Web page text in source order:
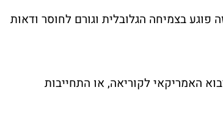
סחר – כמו זו שהייתה בין טראמפ לסין ב־2018. זה פוגע בצמיחה הגלובלית וגורם לחוסר ודאות
האמריקאי לקוריאה, או התחייבות